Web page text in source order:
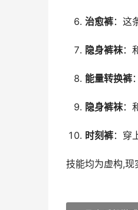
治愈裤：这
隐身裤袜：
能量转换裤
隐身裤袜：
时刻裤：穿
技能均为虚构,现